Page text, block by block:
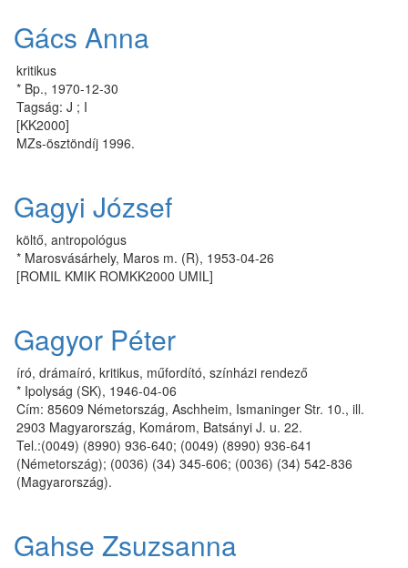
Gács Anna
kritikus
* Bp., 1970-12-30
Tagság: J ; I
[KK2000]
MZs-ösztöndíj 1996.
Gagyi József
költő, antropológus
* Marosvásárhely, Maros m. (R), 1953-04-26
[ROMIL KMIK ROMKK2000 UMIL]
Gagyor Péter
író, drámaíró, kritikus, műfordító, színházi rendező
* Ipolyság (SK), 1946-04-06
Cím: 85609 Németország, Aschheim, Ismaninger Str. 10., ill.
2903 Magyarország, Komárom, Batsányi J. u. 22.
Tel.:(0049) (8990) 936-640; (0049) (8990) 936-641
(Németország); (0036) (34) 345-606; (0036) (34) 542-836
(Magyarország).
Gahse Zsuzsanna